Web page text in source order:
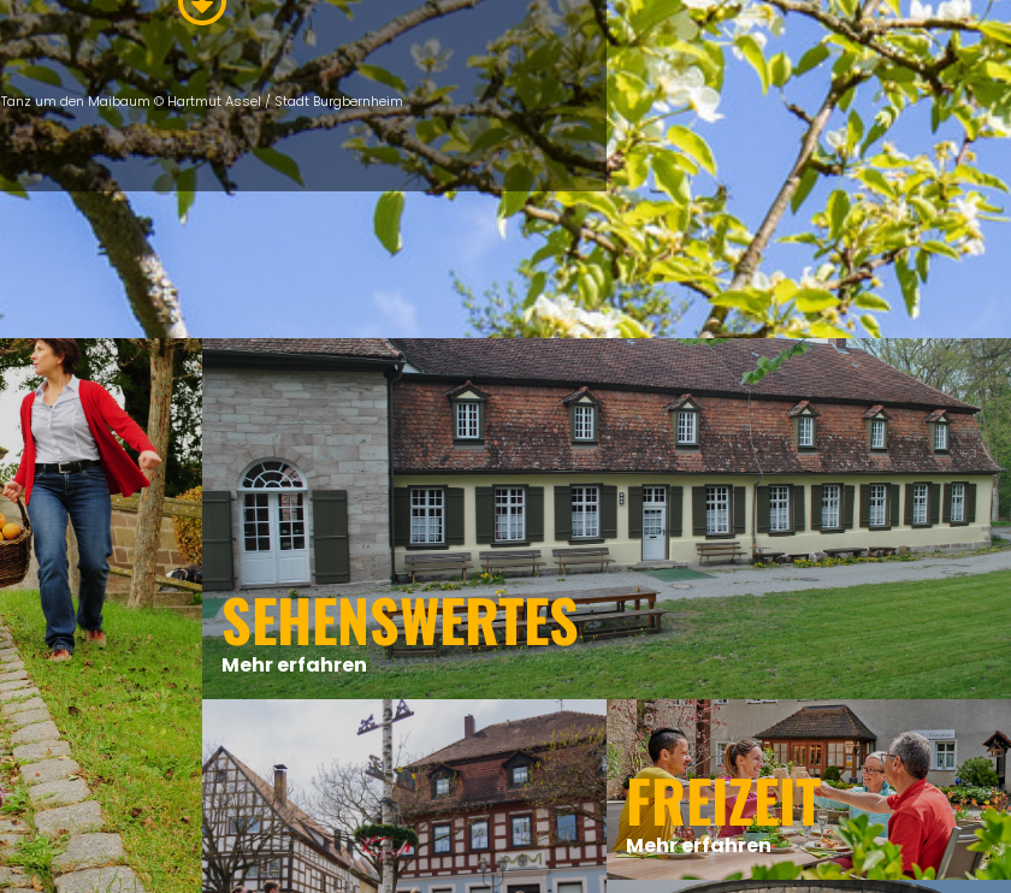
Tanz um den Maibaum©Hartmut Assel / Stadt Burgbernheim
ÜBERSICHT
SEHENSWERTES
Mehr erfahren
FREIZEIT
Mehr erfahren